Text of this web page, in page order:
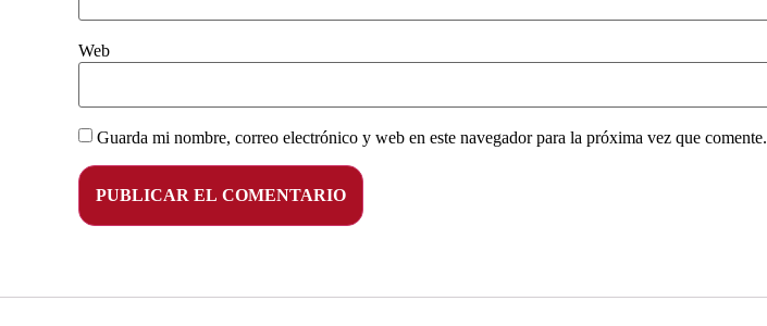
Web
Guarda mi nombre, correo electrónico y web en este navegador para la próxima vez que comente.